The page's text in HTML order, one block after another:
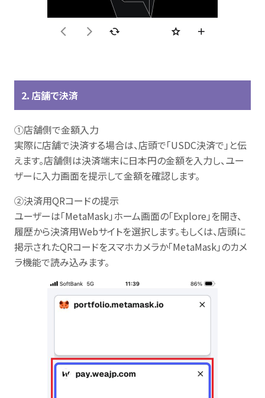
2．店舗で決済
①店舗側で金額入力
実際に店舗で決済する場合は、店頭で「USDC決済で」と伝
えます。店舗側は決済端末に日本円の金額を入力し、ユー
ザーに入力画面を提示して金額を確認します。
②決済用QRコードの提示
ユーザーは「MetaMask」ホーム画面の「Explore」を開き、
履歴から決済用Webサイトを選択します。もしくは、店頭に
掲示されたQRコードをスマホカメラか「MetaMask」のカメ
ラ機能で読み込みます。